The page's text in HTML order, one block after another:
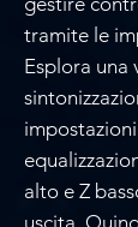
tramite le
Esplora una
alto e Z
uscita.